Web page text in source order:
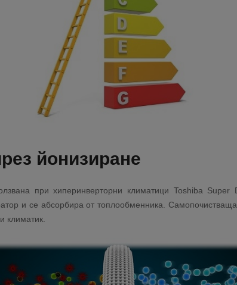
йонизиране
при хиперинверторни климатици Toshiba
и се абсорбира от топлообменника.
климатик.